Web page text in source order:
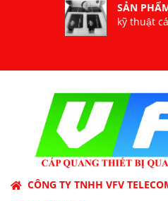
SẢN
kỹ thuật
CÔNG TY TNHH VFV